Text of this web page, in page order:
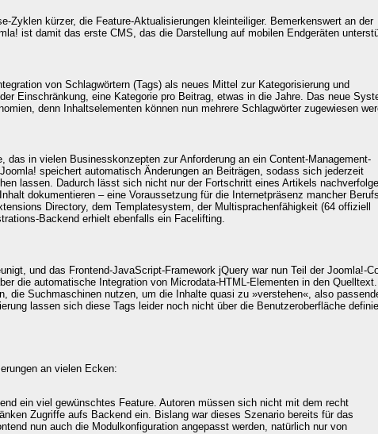
Zyklen kürzer, die Feature-Aktualisierungen kleinteiliger. Bemerkenswert an der
ist damit das erste CMS, das die Darstellung auf mobilen Endgeräten
von Schlagwörtern (Tags) als neues Mittel zur Kategorisierung und
Einschränkung, eine Kategorie pro Beitrag, etwas in die Jahre. Das neue
denn Inhaltselementen können nun mehrere Schlagwörter zugewiesen
in vielen Businesskonzepten zur Anforderung an ein Content-Management-
speichert automatisch Änderungen an Beiträgen, sodass sich jederzeit
lassen. Dadurch lässt sich nicht nur der Fortschritt eines Artikels
dokumentieren – eine Voraussetzung für die Internetpräsenz mancher
Directory, dem Templatesystem, der Multisprachenfähigkeit (64 offiziell
Backend erhielt ebenfalls ein Facelifting.
und das Frontend-JavaScript-Framework jQuery war nun Teil der Joomla!-
die automatische Integration von Microdata-HTML-Elementen in den Quelltext.
die Suchmaschinen nutzen, um die Inhalte quasi zu »verstehen«, also
lassen sich diese Tags leider noch nicht über die Benutzeroberfläche
an vielen Ecken:
ein viel gewünschtes Feature. Autoren müssen sich nicht mit dem recht
Zugriffe aufs Backend ein. Bislang war dieses Szenario bereits für das
nun auch die Modulkonfiguration angepasst werden, natürlich nur von